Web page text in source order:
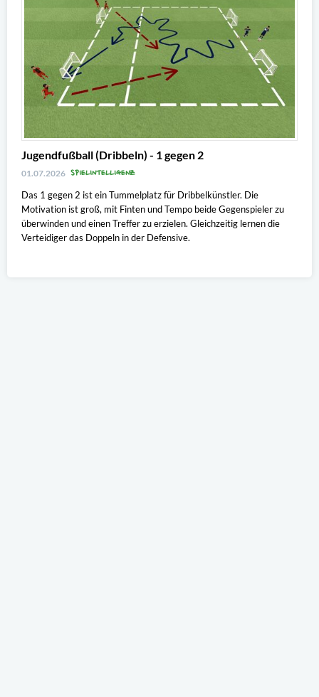
Jugendfußball (Dribbeln) - 1 gegen 2
01.07.2026 SPIELINTELLIGENZ
Das 1 gegen 2 ist ein Tummelplatz für Dribbelkünstler. Die
Motivation ist groß, mit Finten und Tempo beide Gegenspieler zu
überwinden und einen Treffer zu erzielen. Gleichzeitig lernen die
Verteidiger das Doppeln in der Defensive.